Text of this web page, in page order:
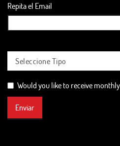
Repita el Email
Would you like to receive
Enviar